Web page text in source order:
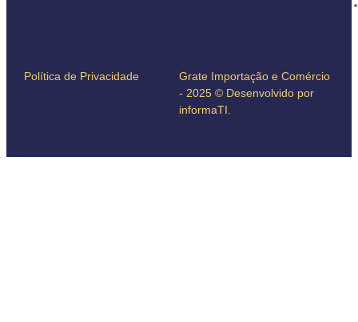
Política de Privacidade
Grate Importação e Comércio
- 2025 © Desenvolvido por
informaTI.